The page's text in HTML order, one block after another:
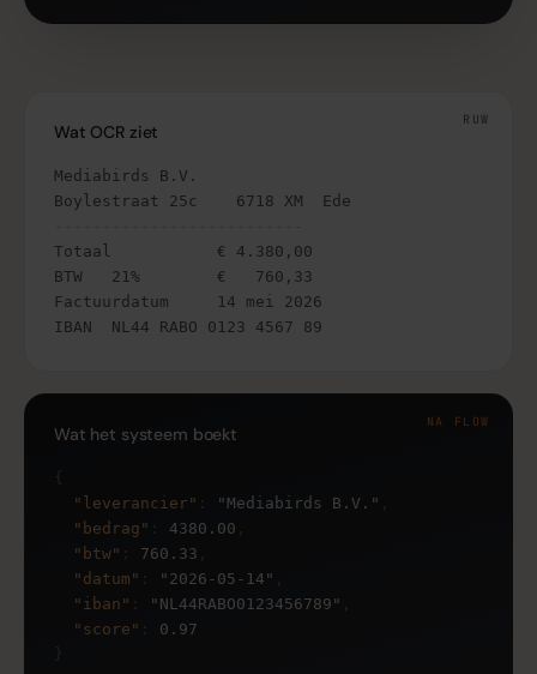
RUW
Wat OCR ziet
Mediabirds B.V.
Totaal           € 4.380,00
BTW   21%        €   760,33
Factuurdatum     14 mei 2026
IBAN  NL44 RABO 0123 4567 89
NA FLOW
Wat het systeem boekt
"leverancier"
"Mediabirds B.V."
"bedrag"
4380.00
"btw"
760.33
"datum"
"2026-05-14"
"iban"
"NL44RABO0123456789"
"score"
0.97